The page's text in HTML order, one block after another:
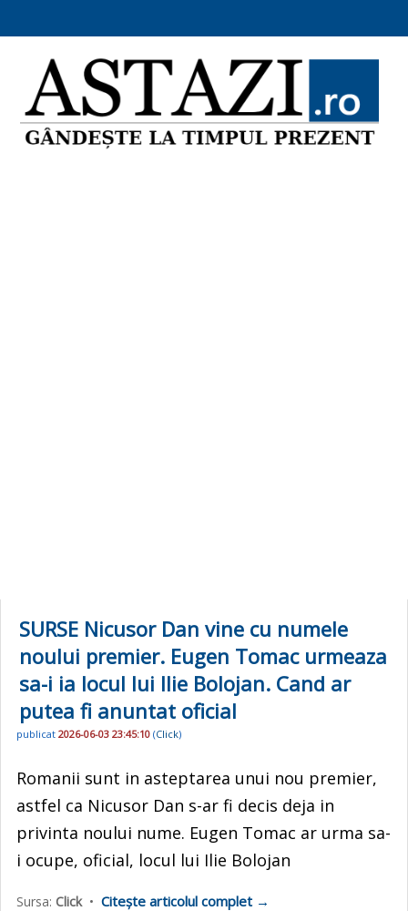
SURSE Nicusor Dan vine cu numele
noului premier. Eugen Tomac urmeaza
sa-i ia locul lui Ilie Bolojan. Cand ar
putea fi anuntat oficial
publicat 2026-06-03 23:45:10 (Click)
Romanii sunt in asteptarea unui nou premier,
astfel ca Nicusor Dan s-ar fi decis deja in
privinta noului nume. Eugen Tomac ar urma sa-
i ocupe, oficial, locul lui Ilie Bolojan
Sursa: Click• Citește articolul complet →